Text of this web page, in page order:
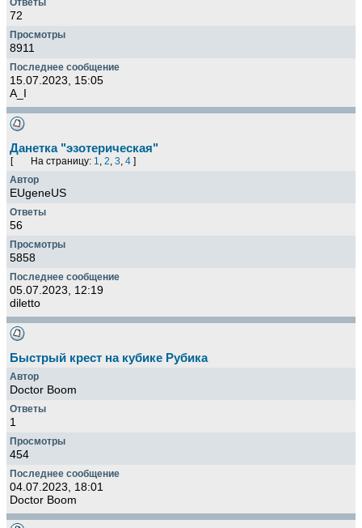
72
8911
15.07.2023, 15:05
A_I
Данетка "эзотерическая"
[ На страницу: 1, 2, 3, 4]
EUgeneUS
56
5858
05.07.2023, 12:19
diletto
Быстрый крест на кубике Рубика
Doctor Boom
1
454
04.07.2023, 18:01
Doctor Boom